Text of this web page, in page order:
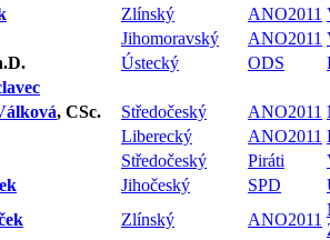
Zlínský ANO2011
Jihomoravský ANO2011
Ústecký ODS
, CSc. Středočeský ANO2011
Liberecký ANO2011
Středočeský Piráti
Jihočeský SPD
Zlínský ANO2011